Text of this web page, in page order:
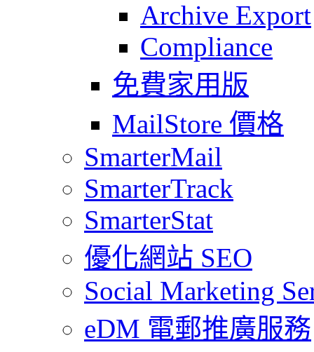
Archive Export
Compliance
免費家用版
MailStore 價格
SmarterMail
SmarterTrack
SmarterStat
優化網站 SEO
Social Marketing
eDM 電郵推廣服務